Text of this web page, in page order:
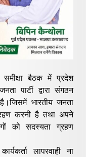
बैठक में प्रदेश
पार्टी द्वारा संगठन
भारतीय जनता
करनी है तथा अपने
को सदस्यता ग्रहण
लापरवाही ना